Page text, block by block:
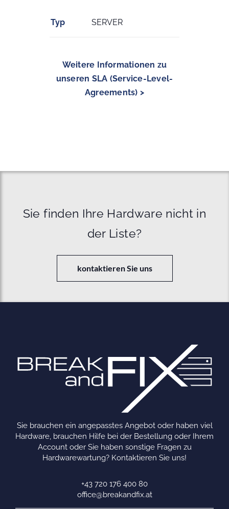
Typ SERVER
Weitere Informationen zu
unseren SLA (Service-Level-
Agreements) >
Sie finden Ihre Hardware nicht in
der Liste?
kontaktieren Sie uns
Sie brauchen ein angepasstes Angebot oder haben viel
Hardware, brauchen Hilfe bei der Bestellung oder Ihrem
Account oder Sie haben sonstige Fragen zu
Hardwarewartung? Kontaktieren Sie uns!
+43 720 176 400 80
office@breakandfix.at